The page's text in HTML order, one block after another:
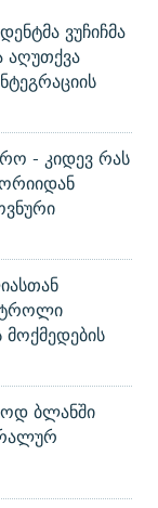
ვუჩიჩმა
აღუთქვა
- კიდევ რას
ბლანში